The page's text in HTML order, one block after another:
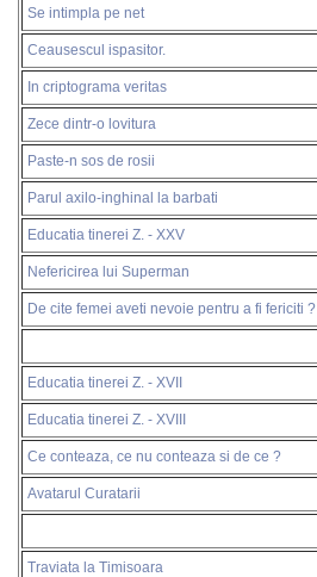
Se intimpla pe net
Ceausescul ispasitor.
In criptograma veritas
Zece dintr-o lovitura
Paste-n sos de rosii
Parul axilo-inghinal la barbati
Educatia tinerei Z. - XXV
Nefericirea lui Superman
De cite femei aveti nevoie pentru a fi fericiti ?
Educatia tinerei Z. - XVII
Educatia tinerei Z. - XVIII
Ce conteaza, ce nu conteaza si de ce ?
Avatarul Curatarii
Traviata la Timisoara